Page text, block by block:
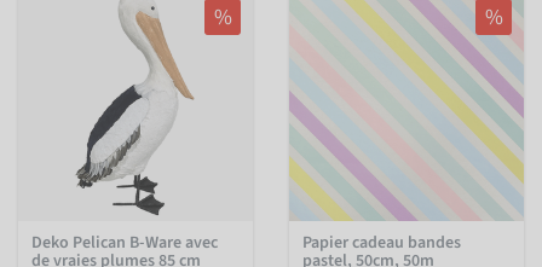
%
Deko Pelican B-Ware avec
de vraies plumes 85 cm
%
Papier cadeau bandes
pastel, 50cm, 50m